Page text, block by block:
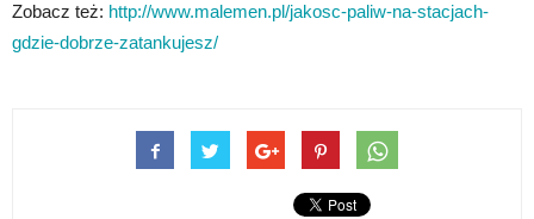
Zobacz też: http://www.malemen.pl/jakosc-paliw-na-stacjach-
gdzie-dobrze-zatankujesz/